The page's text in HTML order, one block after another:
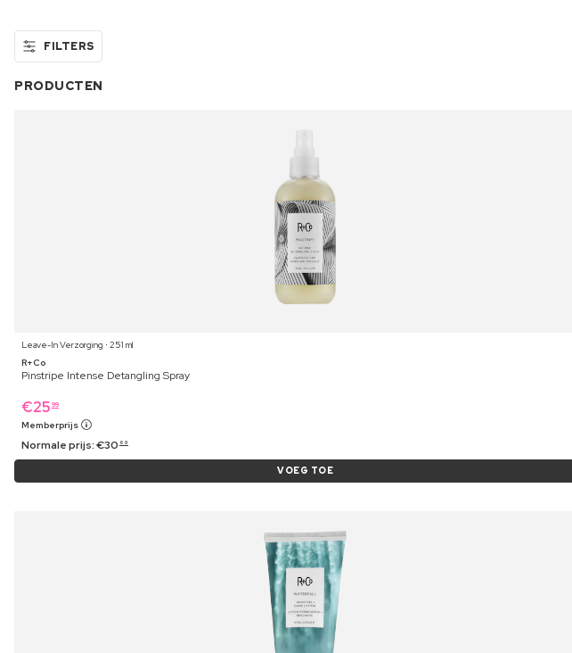
FILTERS
PRODUCTEN
Leave-In Verzorging ⋅ 251 ml
R+Co
Pinstripe Intense Detangling Spray
€25 99
Memberprijs
Normale prijs:€30 69
VOEG TOE